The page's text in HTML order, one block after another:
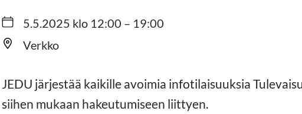
5.5.2025 klo 12:00 – 19:00
Verkko
JEDU järjestää kaikille avoimia infotilaisuuksia
siihen mukaan hakeutumiseen liittyen.